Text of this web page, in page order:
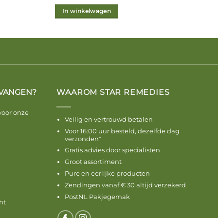
In winkelwagen
onze
WAAROM STAR REMEDIES
Veilig en vertrouwd betalen
Voor 16:00 uur besteld, dezelfde dag
verzonden*
Gratis advies door specialisten
Groot assortiment
Pure en eerlijke producten
Zendingen vanaf € 30 altijd verzekerd
PostNL Pakjegemak